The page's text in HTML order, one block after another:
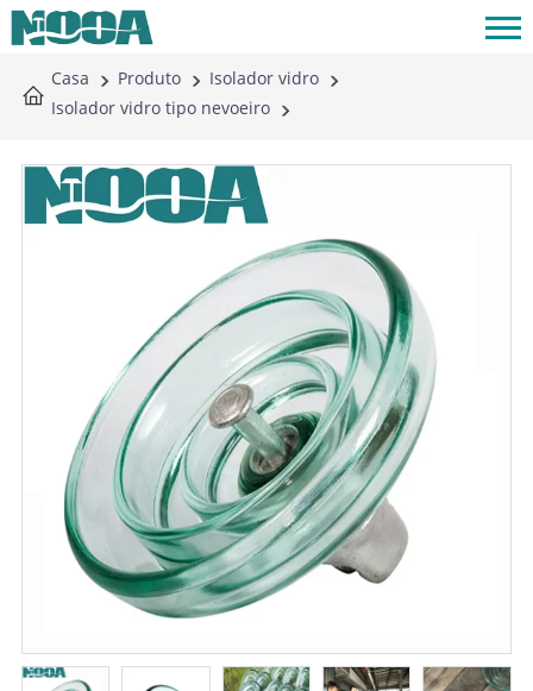
Casa Produto
Isolador vidro
Isolador vidro tipo nevoeiro